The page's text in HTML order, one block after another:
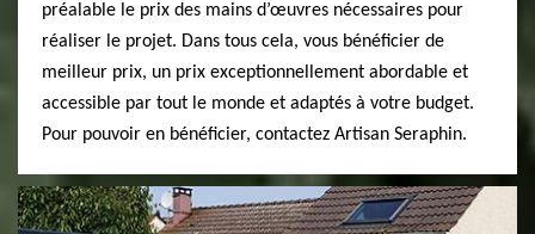
préalable le prix des mains d’œuvres nécessaires pour
réaliser le projet. Dans tous cela, vous bénéficier de
meilleur prix, un prix exceptionnellement abordable et
accessible par tout le monde et adaptés à votre budget.
Pour pouvoir en bénéficier, contactez Artisan Seraphin.